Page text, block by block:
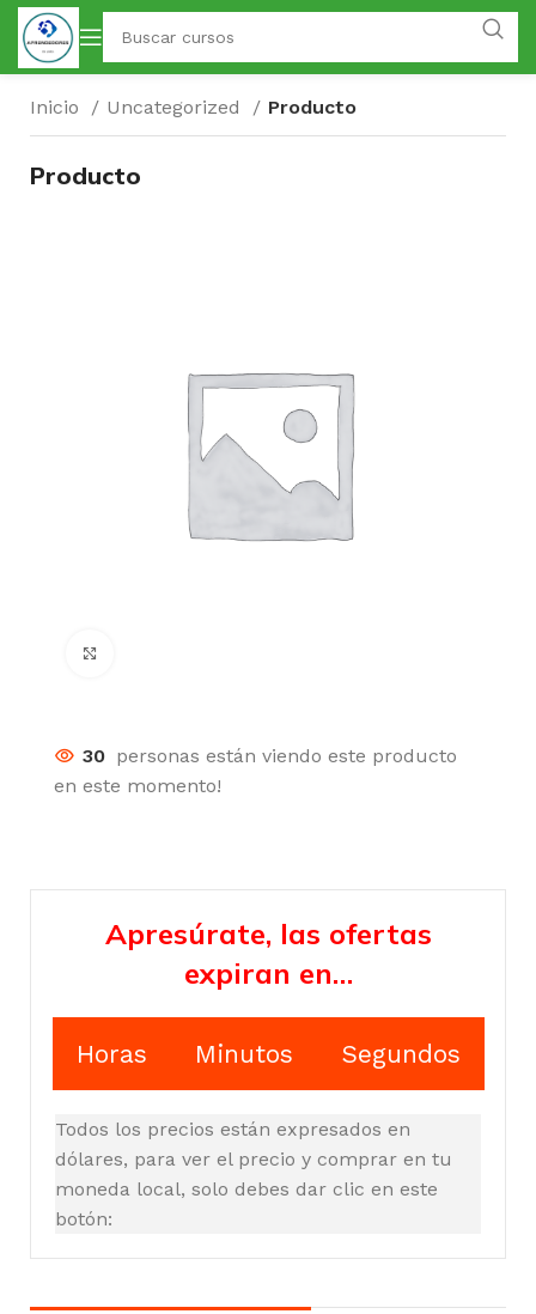
Inicio Uncategorized Producto
Producto
30 personas están viendo este producto
en este momento!
Apresúrate, las ofertas
expiran en…
Horas Minutos Segundos
Todos los precios están expresados en
dólares, para ver el precio y comprar en tu
moneda local, solo debes dar clic en este
botón: